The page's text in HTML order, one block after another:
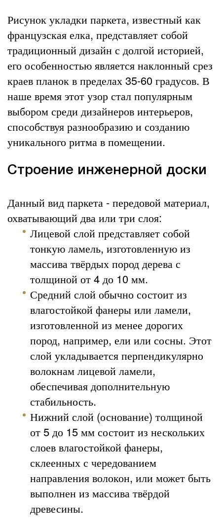
Рисунок укладки паркета, известный как
французская елка, представляет собой
традиционный дизайн с долгой историей,
его особенностью является наклонный срез
краев планок в пределах 35-60 градусов. В
наше время этот узор стал популярным
выбором среди дизайнеров интерьеров,
способствуя разнообразию и созданию
уникального ритма в помещении.
Строение инженерной доски
Данный вид паркета - передовой материал,
охватывающий два или три слоя:
Лицевой слой представляет собой
тонкую ламель, изготовленную из
массива твёрдых пород дерева с
толщиной от 4 до 10 мм.
Средний слой обычно состоит из
влагостойкой фанеры или ламели,
изготовленной из менее дорогих
пород, например, ели или сосны. Этот
слой укладывается перпендикулярно
волокнам лицевой ламели,
обеспечивая дополнительную
стабильность.
Нижний слой (основание) толщиной
от 5 до 15 мм состоит из нескольких
слоев влагостойкой фанеры,
склеенных с чередованием
направления волокон, или может быть
выполнен из массива твёрдой
древесины.